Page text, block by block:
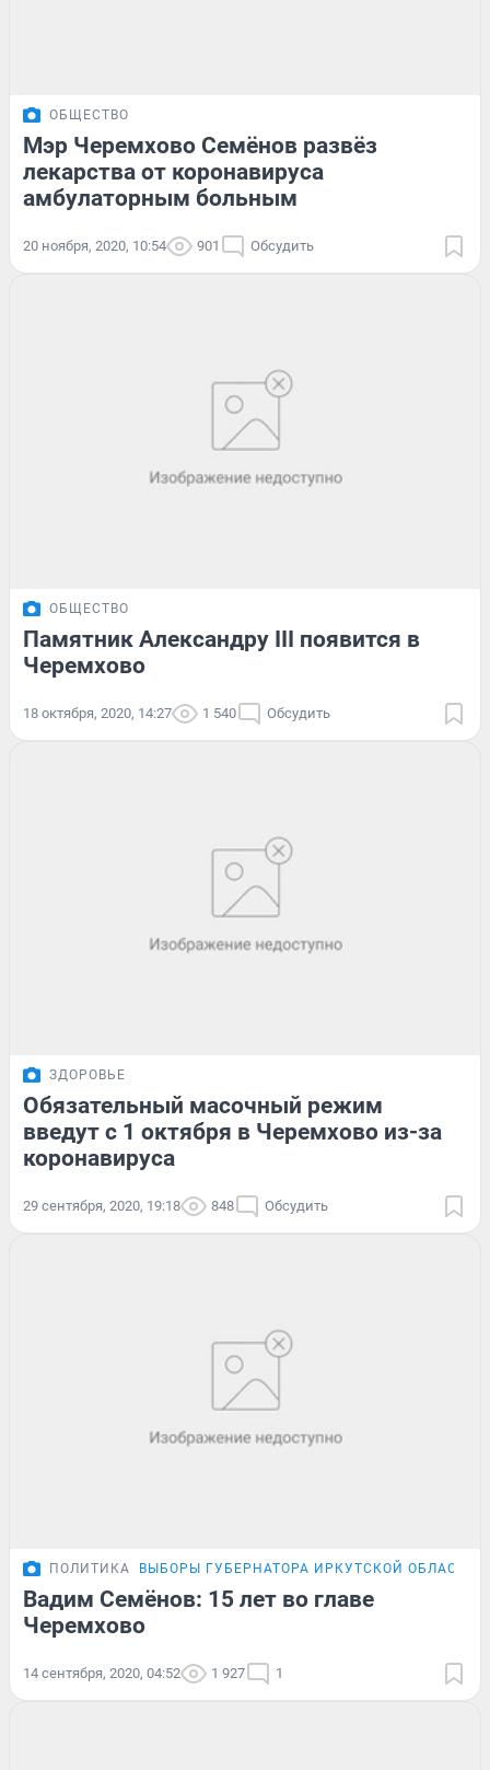
ОБЩЕСТВО
Мэр Черемхово Семёнов развёз
лекарства от коронавируса
амбулаторным больным
20 ноября, 2020, 10:54 901 Обсудить
ОБЩЕСТВО
Памятник Александру III появится в
Черемхово
18 октября, 2020, 14:27 1 540 Обсудить
ЗДОРОВЬЕ
Обязательный масочный режим
введут с 1 октября в Черемхово из-за
коронавируса
29 сентября, 2020, 19:18 848 Обсудить
ПОЛИТИКА ВЫБОРЫ ГУБЕРНАТОРА ИРКУТСКОЙ ОБЛАСТИ
Вадим Семёнов: 15 лет во главе
Черемхово
14 сентября, 2020, 04:52 1 927 1